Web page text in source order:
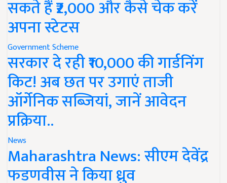
सकते हैं ₹2,000 और कैसे चेक करें
अपना स्टेटस
Government Scheme
सरकार दे रही ₹10,000 की गार्डनिंग
किट! अब छत पर उगाएं ताजी
ऑर्गेनिक सब्जियां, जानें आवेदन
प्रक्रिया..
News
Maharashtra News: सीएम देवेंद्र
फडणवीस ने किया ध्रुव